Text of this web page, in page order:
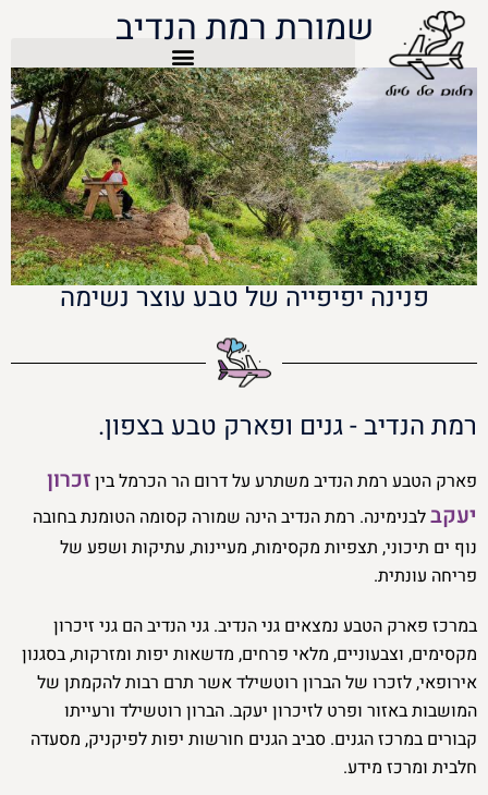
שמורת רמת הנדיב
פנינה יפיפייה של טבע עוצר נשימה
רמת הנדיב - גנים ופארק טבע בצפון.
פארק הטבע רמת הנדיב משתרע על דרום הר הכרמל ביןזכרון
יעקבלבנימינה. רמת הנדיב הינה שמורה קסומה הטומנת בחובה
נוף ים תיכוני, תצפיות מקסימות, מעיינות, עתיקות ושפע של
פריחה עונתית.
במרכז פארק הטבע נמצאים גני הנדיב. גני הנדיב הם גני זיכרון
מקסימים, וצבעוניים, מלאי פרחים, מדשאות יפות ומזרקות, בסגנון
אירופאי, לזכרו של הברון רוטשילד אשר תרם רבות להקמתן של
המושבות באזור ופרט לזיכרון יעקב. הברון רוטשילד ורעייתו
קבורים במרכז הגנים. סביב הגנים חורשות יפות לפיקניק, מסעדה
חלבית ומרכז מידע.